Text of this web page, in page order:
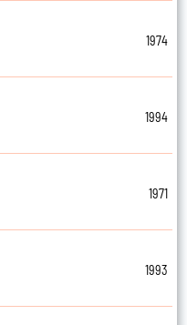
1974
1994
1971
1993